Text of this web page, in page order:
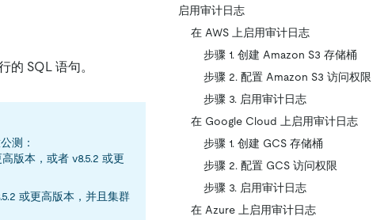
SQL 语句。
测：
版本，或者 v8.5.2 或更
或更高版本，并且集群
启用审计日志
在 AWS 上启用审计日志
步骤 1. 创建 Amazon S3 存储桶
步骤 2. 配置 Amazon S3 访问权限
步骤 3. 启用审计日志
在 Google Cloud 上启用审计日志
步骤 1. 创建 GCS 存储桶
步骤 2. 配置 GCS 访问权限
步骤 3. 启用审计日志
在 Azure 上启用审计日志